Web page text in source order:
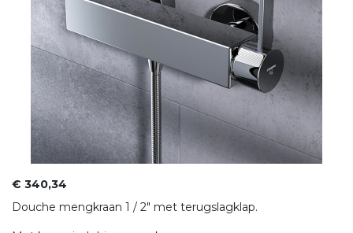
€ 340,34
Douche mengkraan 1 / 2" met terugslagklap.